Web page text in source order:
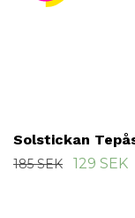
Solstickan
185 SEK 129 SEK